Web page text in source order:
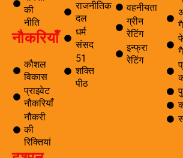
की
नीति
नौकरियाँ
कौशल
विकास
प्राइवेट
नौकरियाँ
नौकरी
की
रिक्तियां
राजनीतिक
दल
धर्म
संसद
51
शक्ति
पीठ
वहनीयता
ग्रीन
रेटिंग
इन्फ्रा
रेटिंग